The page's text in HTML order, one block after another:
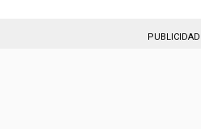
PUBLICIDAD